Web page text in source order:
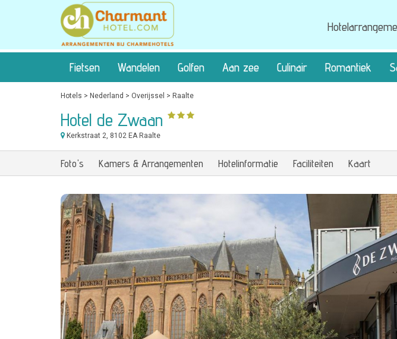
Fietsen Wandelen Golfen Aan zee Culinair Romantiek
Hotels > Nederland > Overijssel > Raalte
Hotel de Zwaan
Kerkstraat 2, 8102 EA Raalte
Foto's Kamers & Arrangementen Hotelinformatie Faciliteiten Kaart